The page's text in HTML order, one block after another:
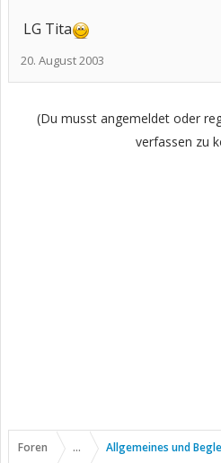
LG Tita
20. August 2003
(Du musst angemeldet oder
verfassen zu
Foren ... Allgemeines und